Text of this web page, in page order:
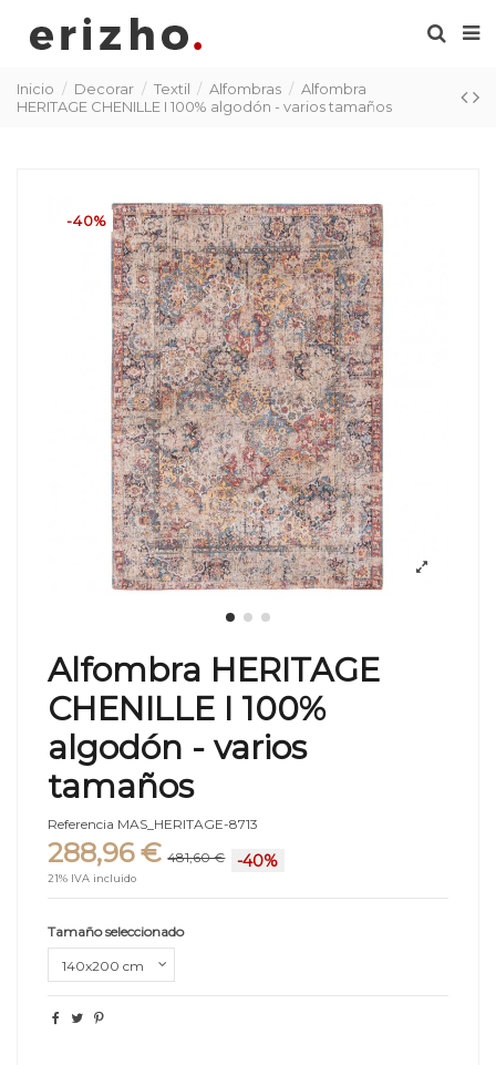
Inicio Decorar Textil Alfombras
Alfombra
HERITAGE CHENILLE I 100% algodón - varios tamaños
-40%
Alfombra HERITAGE
CHENILLE I 100%
algodón - varios
tamaños
Referencia MAS_HERITAGE-8713
288,96 € 481,60 € -40%
21% IVA incluido
Tamaño seleccionado